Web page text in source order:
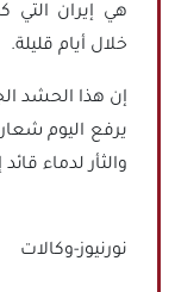
هي إيران التي
خلال أيام قليلة.
إن هذا الحشد
يرفع اليوم
والثأر لدماء
نورنيوز-وكالات